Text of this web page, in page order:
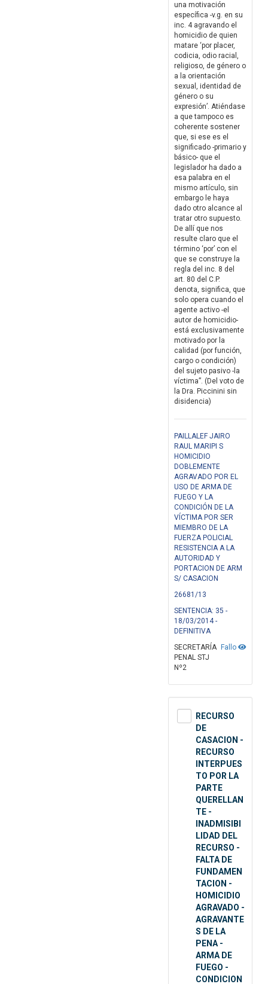
una motivación
específica -v.g. en su
inc. 4 agravando el
homicidio de quien
matare ‘por placer,
codicia, odio racial,
religioso, de género o
a la orientación
sexual, identidad de
género o su
expresión’. Atiéndase
a que tampoco es
coherente sostener
que, si ese es el
significado -primario y
básico- que el
legislador ha dado a
esa palabra en el
mismo artículo, sin
embargo le haya
dado otro alcance al
tratar otro supuesto.
De allí que nos
resulte claro que el
término ‘por’ con el
que se construye la
regla del inc. 8 del
art. 80 del C.P.
denota, significa, que
solo opera cuando el
agente activo -el
autor de homicidio-
está exclusivamente
motivado por la
calidad (por función,
cargo o condición)
del sujeto pasivo -la
víctima”. (Del voto de
la Dra. Piccinini sin
disidencia)
PAILLALEF JAIRO
RAUL MARIPI S
HOMICIDIO
DOBLEMENTE
AGRAVADO POR EL
USO DE ARMA DE
FUEGO Y LA
CONDICIÓN DE LA
VÍCTIMA POR SER
MIEMBRO DE LA
FUERZA POLICIAL
RESISTENCIA A LA
AUTORIDAD Y
PORTACION DE ARM
S/ CASACION
26681/13
SENTENCIA: 35 -
18/03/2014 -
DEFINITIVA
Fallo
SECRETARÍA
PENAL STJ
Nº2
RECURSO
DE
CASACION -
RECURSO
INTERPUES
TO POR LA
PARTE
QUERELLAN
TE -
INADMISIBI
LIDAD DEL
RECURSO -
FALTA DE
FUNDAMEN
TACION -
HOMICIDIO
AGRAVADO -
AGRAVANTE
S DE LA
PENA -
ARMA DE
FUEGO -
CONDICION